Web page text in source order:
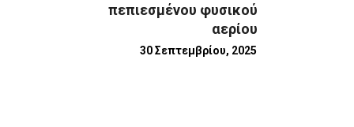
πεπιεσμένου φυσικού
αερίου
30 Σεπτεμβρίου, 2025